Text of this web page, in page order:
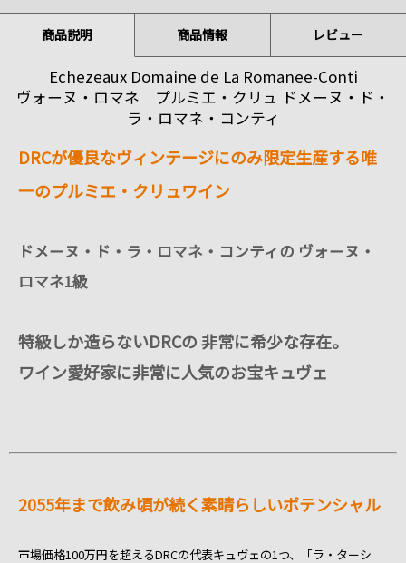
商品説明 商品情報 レビュー
Echezeaux Domaine de La Romanee-Conti
ヴォーヌ・ロマネ プルミエ・クリュ ドメーヌ・ド・
ラ・ロマネ・コンティ
DRCが優良なヴィンテージにのみ限定生産する唯
一のプルミエ・クリュワイン
ドメーヌ・ド・ラ・ロマネ・コンティの ヴォーヌ・
ロマネ1級
特級しか造らないDRCの 非常に希少な存在。
ワイン愛好家に非常に人気のお宝キュヴェ
2055年まで飲み頃が続く素晴らしいポテンシャル
市場価格100万円を超えるDRCの代表キュヴェの1つ、「ラ・ターシ